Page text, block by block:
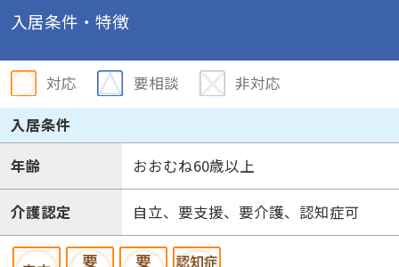
入居条件・特徴
対応 要相談
非対応
入居条件
年齢
おおむね60歳以上
介護認定 自立、要支援、要介護、認知症可